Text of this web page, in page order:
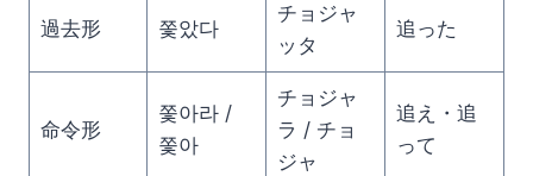
過去形 쫓았다
チョジャ
ッタ
追った
命令形
쫓아라 /
쫓아
チョジャ
ラ / チョ
ジャ
追え・追
って